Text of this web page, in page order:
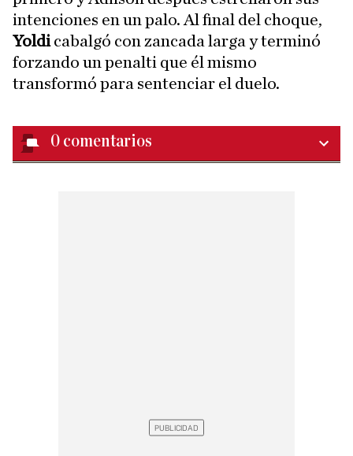
intenciones en un palo. Al final del choque,
Yoldicabalgó con zancada larga y terminó
forzando un penalti que él mismo
transformó para sentenciar el duelo.
0 comentarios